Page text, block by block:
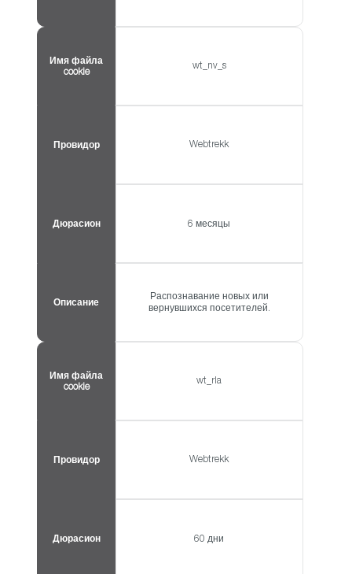
Имя файла
cookie
Провидор
Дюрасион
Описание
wt_nv_s
Webtrekk
6 месяцы
Распознавание новых или
вернувшихся посетителей.
Имя файла
cookie
Провидор
Дюрасион
wt_rla
Webtrekk
60 дни